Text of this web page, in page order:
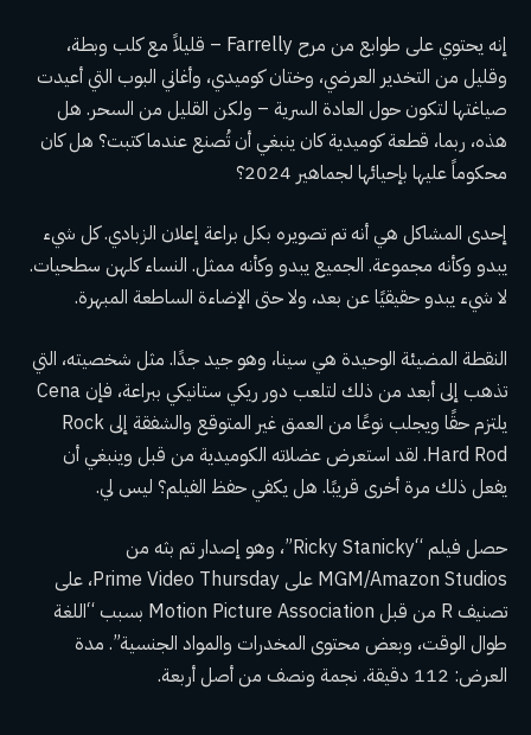
إنه يحتوي على طوابع من مرح Farrelly – قليلاً مع كلب وبطة،
وقليل من التخدير العرضي، وختان كوميدي، وأغاني البوب ​​التي أعيدت
صياغتها لتكون حول العادة السرية – ولكن القليل من السحر. هل
هذه، ربما، قطعة كوميدية كان ينبغي أن تُصنع عندما كتبت؟ هل كان
محكوماً عليها بإحيائها لجماهير 2024؟
إحدى المشاكل هي أنه تم تصويره بكل براعة إعلان الزبادي. كل شيء
يبدو وكأنه مجموعة. الجميع يبدو وكأنه ممثل. النساء كلهن سطحيات.
لا شيء يبدو حقيقيًا عن بعد، ولا حتى الإضاءة الساطعة المبهرة.
النقطة المضيئة الوحيدة هي سينا، وهو جيد جدًا. مثل شخصيته، التي
تذهب إلى أبعد من ذلك لتلعب دور ريكي ستانيكي ببراعة، فإن Cena
يلتزم حقًا ويجلب نوعًا من العمق غير المتوقع والشفقة إلى Rock
Hard Rod. لقد استعرض عضلاته الكوميدية من قبل وينبغي أن
يفعل ذلك مرة أخرى قريبًا. هل يكفي حفظ الفيلم؟ ليس لي.
حصل فيلم “Ricky Stanicky”، وهو إصدار تم بثه من
MGM/Amazon Studios على Prime Video Thursday، على
تصنيف R من قبل Motion Picture Association بسبب “اللغة
طوال الوقت، وبعض محتوى المخدرات والمواد الجنسية”. مدة
العرض: 112 دقيقة. نجمة ونصف من أصل أربعة.